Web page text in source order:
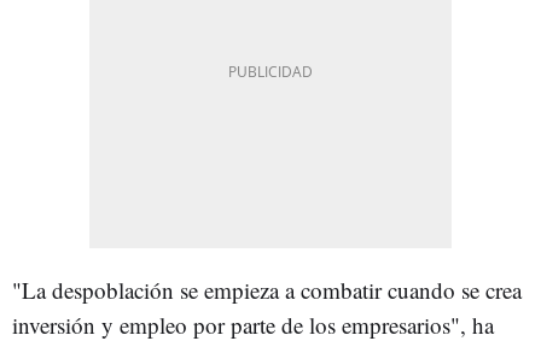
"La despoblación se empieza a combatir cuando se crea
inversión y empleo por parte de los empresarios", ha